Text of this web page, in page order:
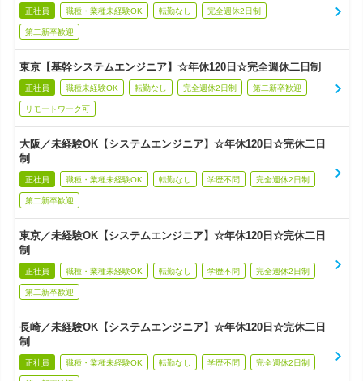
正社員 職種・業種未経験OK 転勤なし 完全週休2日制
第二新卒歓迎
東京【基幹システムエンジニア】☆年休120日☆完全週休二日制
正社員 職種未経験OK 転勤なし 完全週休2日制 第二新卒歓迎
リモートワーク可
大阪／未経験OK【システムエンジニア】☆年休120日☆完休二日
制
正社員 職種・業種未経験OK 転勤なし 学歴不問 完全週休2日制
第二新卒歓迎
東京／未経験OK【システムエンジニア】☆年休120日☆完休二日
制
正社員 職種・業種未経験OK 転勤なし 学歴不問 完全週休2日制
第二新卒歓迎
長崎／未経験OK【システムエンジニア】☆年休120日☆完休二日
制
正社員 職種・業種未経験OK 転勤なし 学歴不問 完全週休2日制